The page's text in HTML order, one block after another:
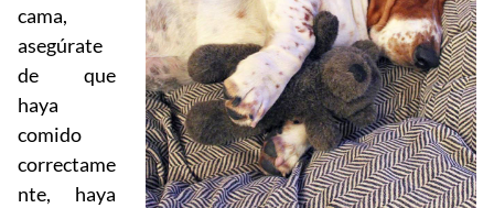
cama,
asegúrate
de que
haya
comido
correctame
nte, haya